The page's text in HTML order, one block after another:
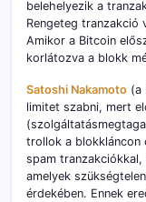
belehelyezik a
Rengeteg tranzakció
Amikor a Bitcoin
korlátozva a blokk
Satoshi Nakamoto (a
limitet szabni, mert
trollok a blokkláncon
spam
amelyek
érdekében. Ennek